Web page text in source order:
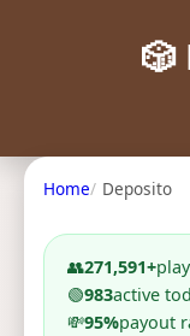
🎲
Home Deposito
👥271,591+
🟢983active
💸95%payout